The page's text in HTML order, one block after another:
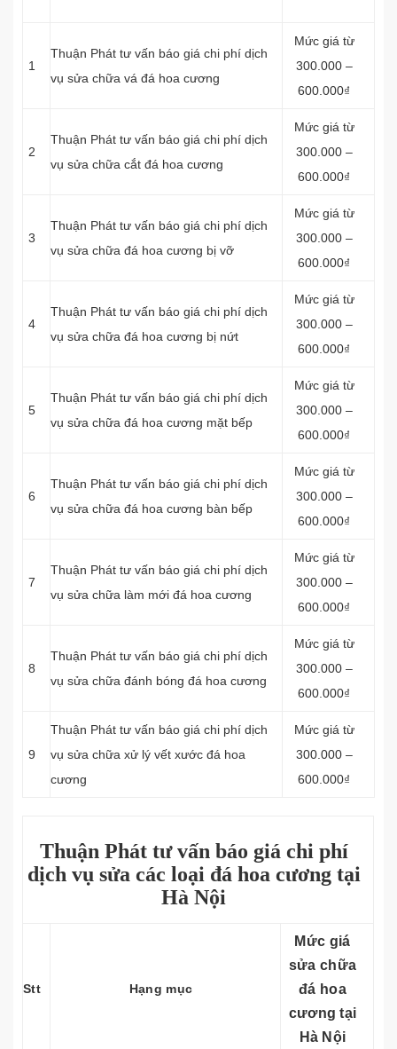
1
Thuận Phát tư vấn báo giá chi phí dịch
vụ sửa chữa vá đá hoa cương
Mức giá từ
300.000 –
600.000₫
2
Thuận Phát tư vấn báo giá chi phí dịch
vụ sửa chữa cắt đá hoa cương
Mức giá từ
300.000 –
600.000₫
3
Thuận Phát tư vấn báo giá chi phí dịch
vụ sửa chữa đá hoa cương bị vỡ
Mức giá từ
300.000 –
600.000₫
4
Thuận Phát tư vấn báo giá chi phí dịch
vụ sửa chữa đá hoa cương bị nứt
Mức giá từ
300.000 –
600.000₫
5
Thuận Phát tư vấn báo giá chi phí dịch
vụ sửa chữa đá hoa cương mặt bếp
Mức giá từ
300.000 –
600.000₫
6
Thuận Phát tư vấn báo giá chi phí dịch
vụ sửa chữa đá hoa cương bàn bếp
Mức giá từ
300.000 –
600.000₫
7
Thuận Phát tư vấn báo giá chi phí dịch
vụ sửa chữa làm mới đá hoa cương
Mức giá từ
300.000 –
600.000₫
8
Thuận Phát tư vấn báo giá chi phí dịch
vụ sửa chữa đánh bóng đá hoa cương
Mức giá từ
300.000 –
600.000₫
9
Thuận Phát tư vấn báo giá chi phí dịch
vụ sửa chữa xử lý vết xước đá hoa
cương
Mức giá từ
300.000 –
600.000₫
Thuận Phát tư vấn báo giá chi phí
dịch vụ sửa các loại đá hoa cương tại
Hà Nội
Stt Hạng mục
Mức giá
sửa chữa
đá hoa
cương tại
Hà Nội